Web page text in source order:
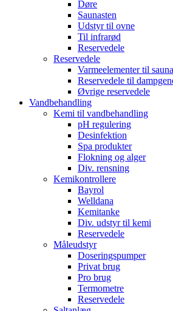
Døre
Saunasten
Udstyr til ovne
Til infrarød
Reservedele
Reservedele
Varmeelementer til sauna
Reservedele til
Øvrige reservedele
Vandbehandling
Kemi til vandbehandling
pH regulering
Desinfektion
Spa produkter
Flokning og alger
Div. rensning
Kemikontrollere
Bayrol
Welldana
Kemitanke
Div. udstyr til kemi
Reservedele
Måleudstyr
Doseringspumper
Privat brug
Pro brug
Termometre
Reservedele